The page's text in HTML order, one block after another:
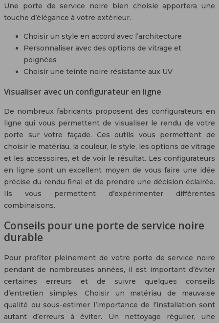
Une porte de service noire bien choisie apportera une
touche d’élégance à votre extérieur.
Choisir un style en accord avec l’architecture
Personnaliser avec des options de vitrage et
poignées
Choisir une teinte noire résistante aux UV
Visualiser avec un configurateur en ligne
De nombreux fabricants proposent des configurateurs en
ligne qui vous permettent de visualiser le rendu de votre
porte sur votre façade. Ces outils vous permettent de
choisir le matériau, la couleur, le style, les options de vitrage
et les accessoires, et de voir le résultat. Les configurateurs
en ligne sont un excellent moyen de vous faire une idée
précise du rendu final et de prendre une décision éclairée.
Ils vous permettent d’expérimenter différentes
combinaisons.
Conseils pour une porte de service noire
durable
Pour profiter pleinement de votre porte de service noire
pendant de nombreuses années, il est important d’éviter
certaines erreurs et de suivre quelques conseils
d’entretien simples. Choisir un matériau de mauvaise
qualité ou sous-estimer l’importance de l’installation sont
autant d’erreurs à éviter. Un nettoyage régulier, une